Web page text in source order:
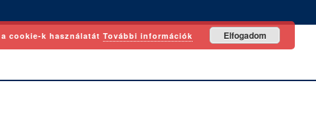
cookie-k használatát További információk Elfogadom